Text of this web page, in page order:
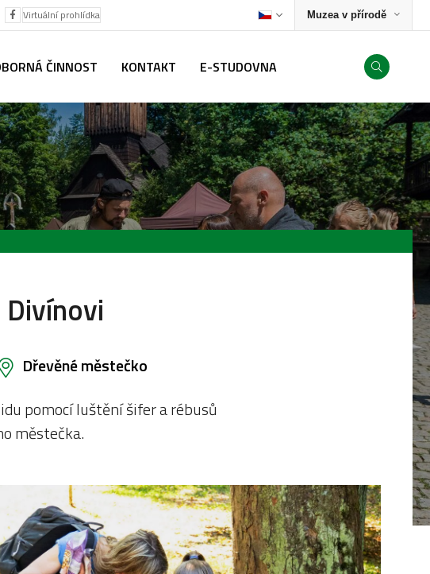
Virtuální prohlídka Muzea v přírodě
ČINNOST KONTAKT E-STUDOVNA
Dřevěné městečko
pomocí luštění šifer a rébusů
městečka.